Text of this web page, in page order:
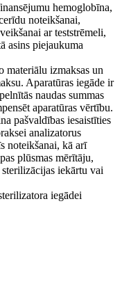
hemoglobīna,
noteikšanai,
ar teststrēmeli,
asins piejaukuma
materiālu izmaksas un
Aparatūras iegāde ir
naudas summas
aparatūras vērtību.
pašvaldības iesaistīties
analizatorus
noteikšanai, kā arī
plūsmas mērītāju,
iekārtu vai
iegādei